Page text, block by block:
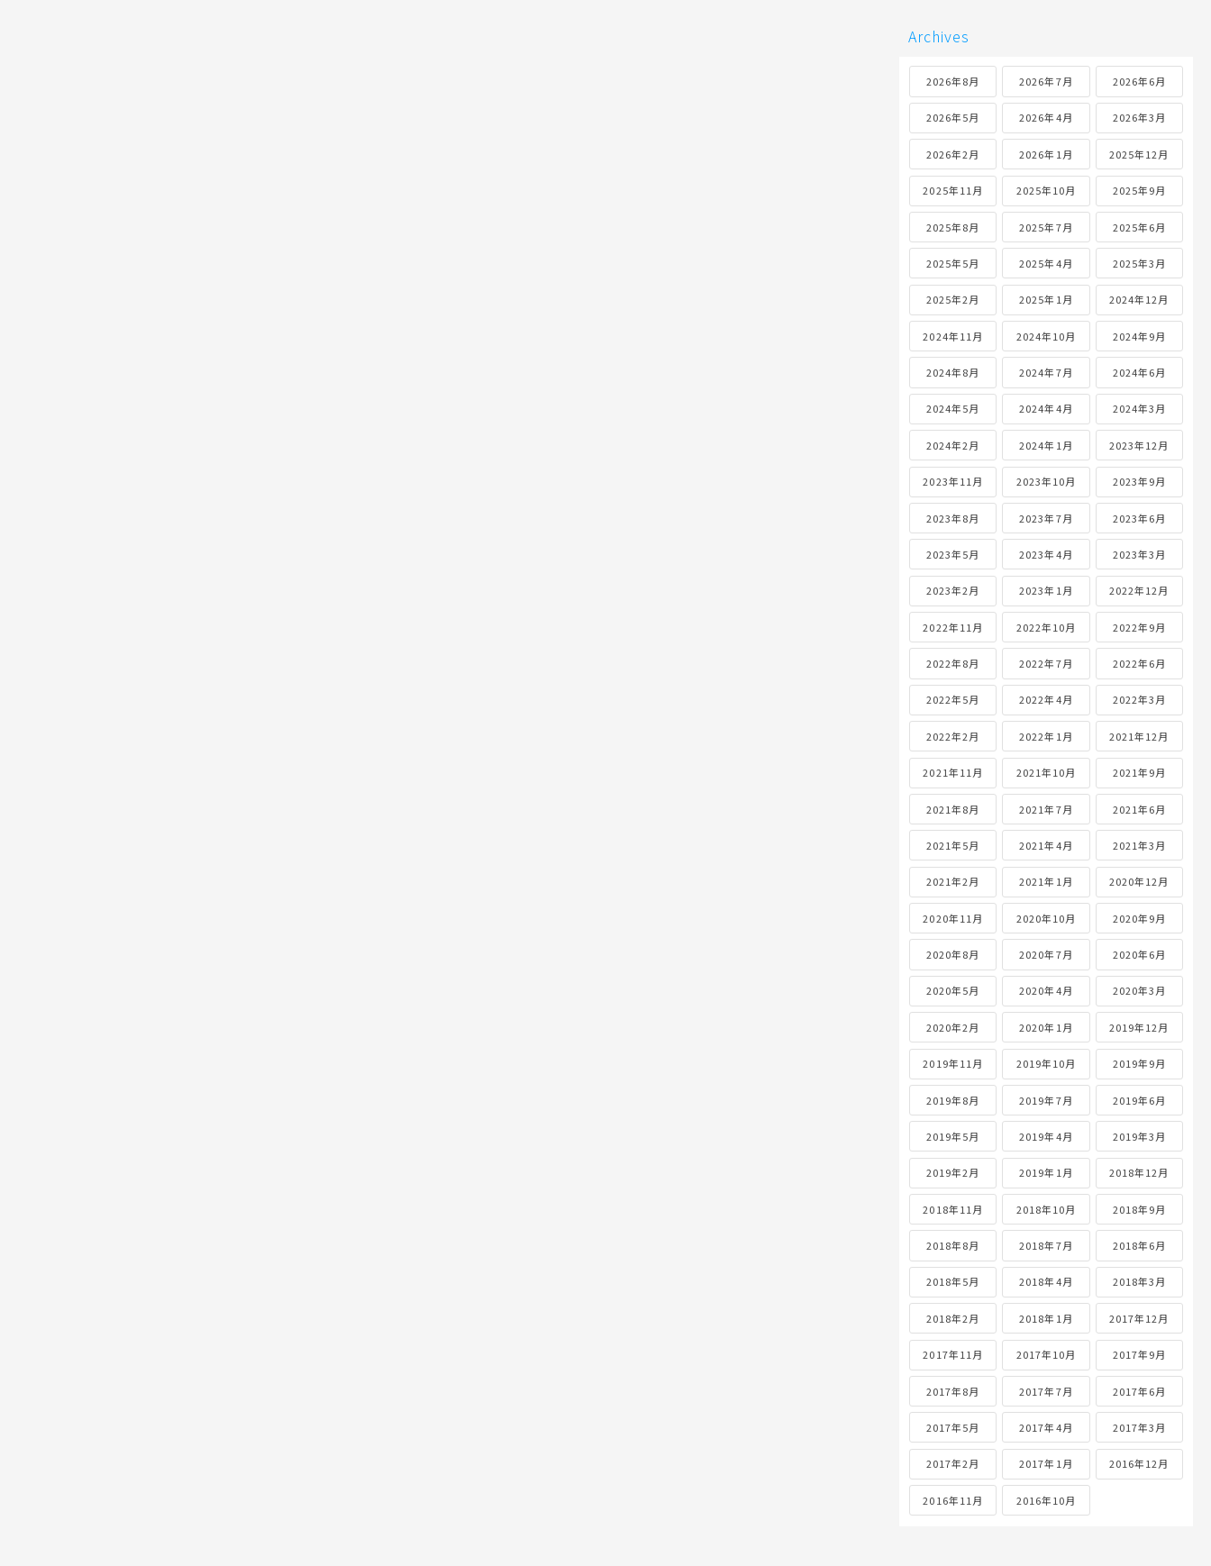
Archives
2026年8月 2026年7月 2026年6月
2026年5月 2026年4月 2026年3月
2026年2月 2026年1月 2025年12月
2025年11月 2025年10月 2025年9月
2025年8月 2025年7月 2025年6月
2025年5月 2025年4月 2025年3月
2025年2月 2025年1月 2024年12月
2024年11月 2024年10月 2024年9月
2024年8月 2024年7月 2024年6月
2024年5月 2024年4月 2024年3月
2024年2月 2024年1月 2023年12月
2023年11月 2023年10月 2023年9月
2023年8月 2023年7月 2023年6月
2023年5月 2023年4月 2023年3月
2023年2月 2023年1月 2022年12月
2022年11月 2022年10月 2022年9月
2022年8月 2022年7月 2022年6月
2022年5月 2022年4月 2022年3月
2022年2月 2022年1月 2021年12月
2021年11月 2021年10月 2021年9月
2021年8月 2021年7月 2021年6月
2021年5月 2021年4月 2021年3月
2021年2月 2021年1月 2020年12月
2020年11月 2020年10月 2020年9月
2020年8月 2020年7月 2020年6月
2020年5月 2020年4月 2020年3月
2020年2月 2020年1月 2019年12月
2019年11月 2019年10月 2019年9月
2019年8月 2019年7月 2019年6月
2019年5月 2019年4月 2019年3月
2019年2月 2019年1月 2018年12月
2018年11月 2018年10月 2018年9月
2018年8月 2018年7月 2018年6月
2018年5月 2018年4月 2018年3月
2018年2月 2018年1月 2017年12月
2017年11月 2017年10月 2017年9月
2017年8月 2017年7月 2017年6月
2017年5月 2017年4月 2017年3月
2017年2月 2017年1月 2016年12月
2016年11月 2016年10月